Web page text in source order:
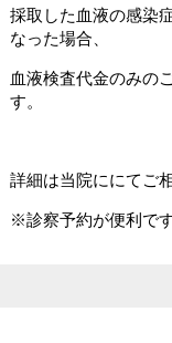
採取した血液の感染
なった場合、
血液検査代金のみの
す。
詳細は当院ににてご
※診察予約が便利で